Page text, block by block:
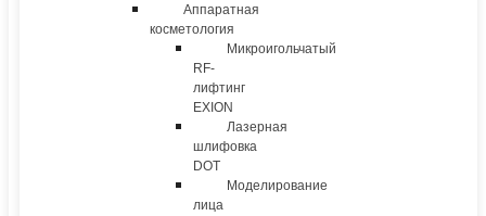
Аппаратная
косметология
Микроигольчатый
RF-
лифтинг
EXION
Лазерная
шлифовка
DOT
Моделирование
лица